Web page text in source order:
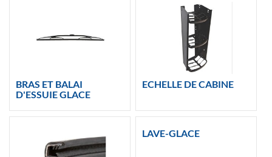
BRAS ET BALAI
D'ESSUIE GLACE
ECHELLE DE CABINE
LAVE-GLACE